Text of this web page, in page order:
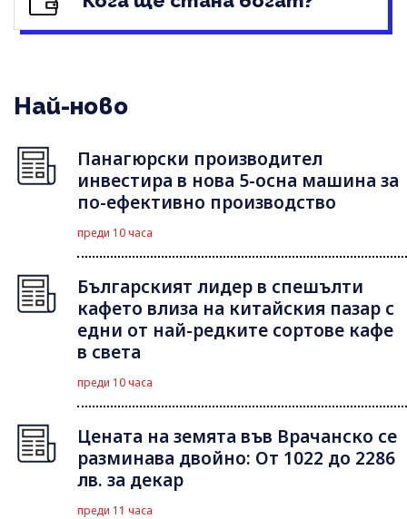
Най-ново
Панагюрски производител
инвестира в нова 5-осна машина за
по-ефективно производство
преди 10 часа
Българският лидер в спешълти
кафето влиза на китайския пазар с
едни от най-редките сортове кафе
в света
преди 10 часа
Цената на земята във Врачанско се
разминава двойно: От 1022 до 2286
лв. за декар
преди 11 часа